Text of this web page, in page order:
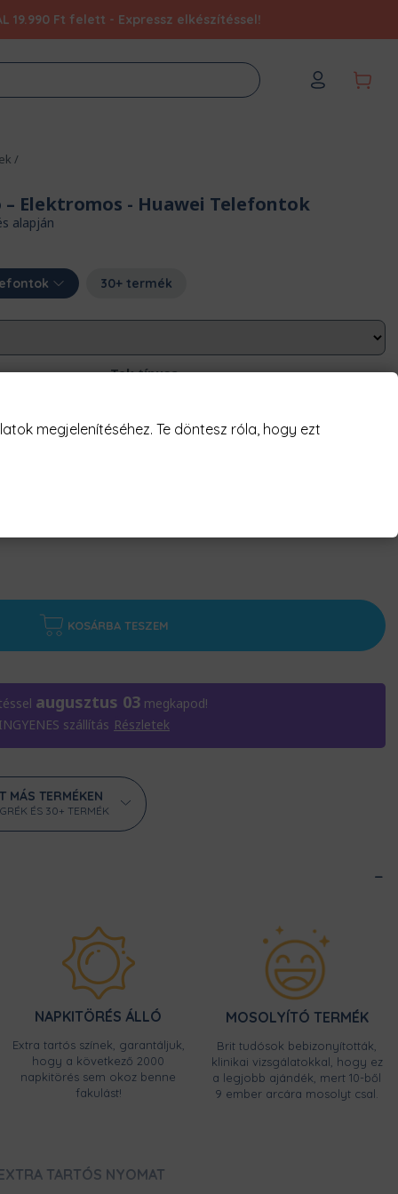
19.990 Ft felett - Expressz elkészítéssel!
/
– Elektromos - Huawei Telefontok
alapján
30+ termék
Tok típusa
KOSÁRBA TESZEM
augusztus 03 megkapod!
szállítás Részletek
MÁS TERMÉKEN
ÉS 30+ TERMÉK
NAPKITÖRÉS ÁLLÓ
Extra tartós színek, garantáljuk,
hogy a következő 2000
napkitörés sem okoz benne
fakulást!
MOSOLYÍTÓ TERMÉK
Brit tudósok bebizonyították,
klinikai vizsgálatokkal, hogy ez
a legjobb ajándék, mert 10-ből
9 ember arcára mosolyt csal.
TARTÓS NYOMAT
megjelenítéséhez. Te döntesz róla, hogy ezt